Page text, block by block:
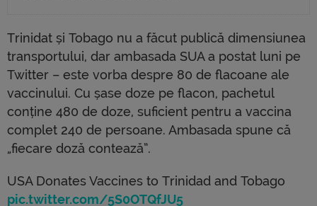
Trinidat și Tobago nu a făcut publică dimensiunea
transportului, dar ambasada SUA a postat luni pe
Twitter – este vorba despre 80 de flacoane ale
vaccinului. Cu șase doze pe flacon, pachetul
conține 480 de doze, suficient pentru a vaccina
complet 240 de persoane. Ambasada spune că
„fiecare doză contează”.
USA Donates Vaccines to Trinidad and Tobago
pic.twitter.com/5S0OTQfJU5